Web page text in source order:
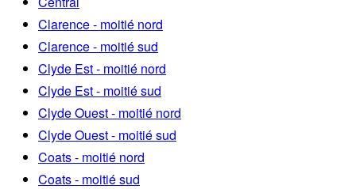
Clarence - moitié nord
Clarence - moitié sud
Clyde Est - moitié nord
Clyde Est - moitié sud
Clyde Ouest - moitié nord
Clyde Ouest - moitié sud
Coats - moitié nord
Coats - moitié sud